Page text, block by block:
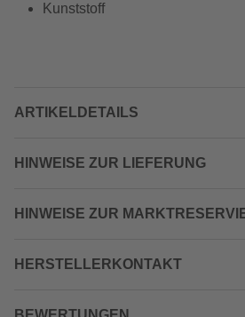
Kunststoff
ARTIKELDETAILS
HINWEISE ZUR LIEFERUNG
HINWEISE ZUR
HERSTELLERKONTAKT